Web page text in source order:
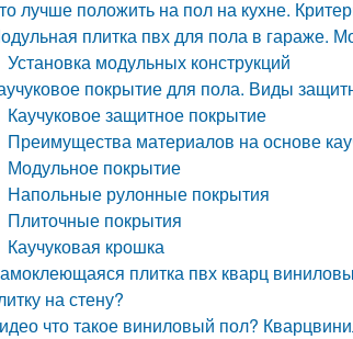
лучше положить на пол на кухне.
плитка пвх для пола в гараже.
Установка модульных конструкций
покрытие для пола. Виды
Каучуковое защитное покрытие
Преимущества материалов на основе
Модульное покрытие
Напольные рулонные покрытия
Плиточные покрытия
Каучуковая крошка
плитка пвх кварц
на стену?
что такое виниловый пол?